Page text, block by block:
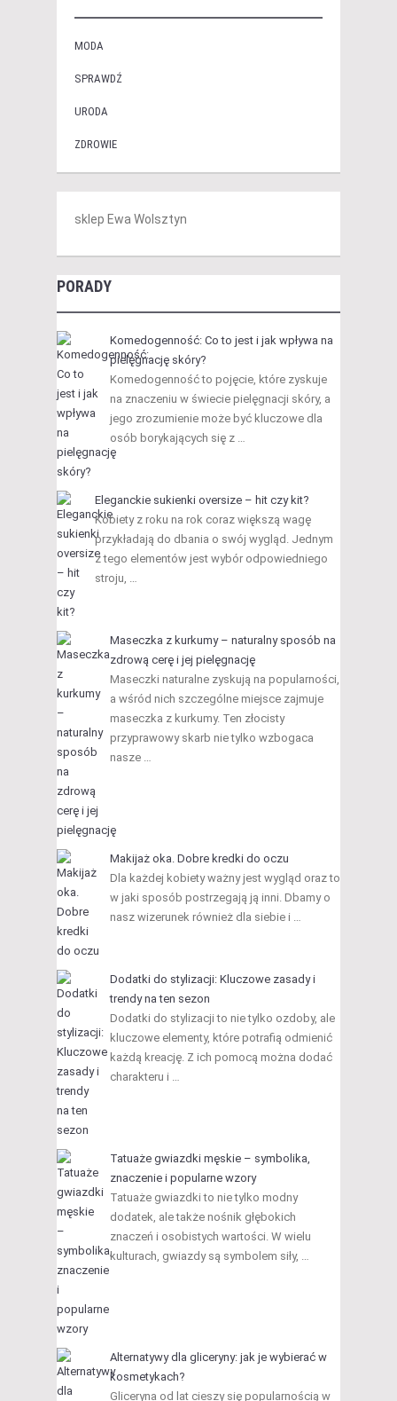
MODA
SPRAWDŹ
URODA
ZDROWIE
sklep Ewa Wolsztyn
PORADY
Komedogenność: Co to jest i jak wpływa na
pielęgnację skóry?
Komedogenność to pojęcie, które zyskuje
na znaczeniu w świecie pielęgnacji skóry, a
jego zrozumienie może być kluczowe dla
osób borykających się z …
Eleganckie sukienki oversize – hit czy kit?
Kobiety z roku na rok coraz większą wagę
przykładają do dbania o swój wygląd. Jednym
z tego elementów jest wybór odpowiedniego
stroju, …
Maseczka z kurkumy – naturalny sposób na
zdrową cerę i jej pielęgnację
Maseczki naturalne zyskują na popularności,
a wśród nich szczególne miejsce zajmuje
maseczka z kurkumy. Ten złocisty
przyprawowy skarb nie tylko wzbogaca
nasze …
Makijaż oka. Dobre kredki do oczu
Dla każdej kobiety ważny jest wygląd oraz to
w jaki sposób postrzegają ją inni. Dbamy o
nasz wizerunek również dla siebie i …
Dodatki do stylizacji: Kluczowe zasady i
trendy na ten sezon
Dodatki do stylizacji to nie tylko ozdoby, ale
kluczowe elementy, które potrafią odmienić
każdą kreację. Z ich pomocą można dodać
charakteru i …
Tatuaże gwiazdki męskie – symbolika,
znaczenie i popularne wzory
Tatuaże gwiazdki to nie tylko modny
dodatek, ale także nośnik głębokich
znaczeń i osobistych wartości. W wielu
kulturach, gwiazdy są symbolem siły, …
Alternatywy dla gliceryny: jak je wybierać w
kosmetykach?
Gliceryna od lat cieszy się popularnością w